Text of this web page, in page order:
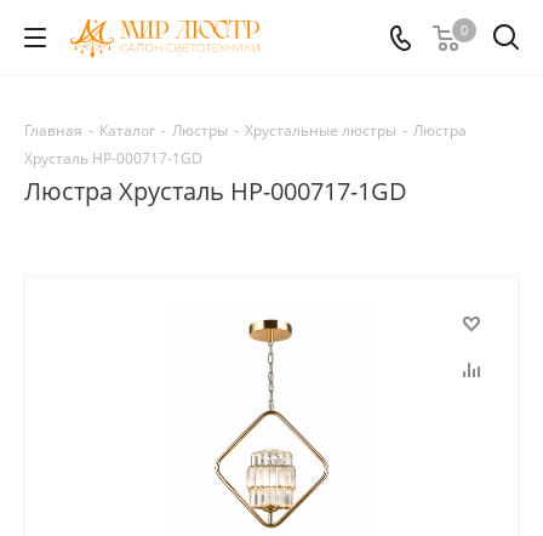
0
Главная - Каталог - Люстры - Хрустальные люстры - Люстра
Хрусталь HP-000717-1GD
Люстра Хрусталь HP-000717-1GD